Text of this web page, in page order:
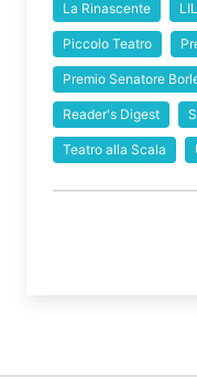
La Rinascente
Piccolo Teatro
Premio Senatore
Reader's Digest
Teatro alla Scala